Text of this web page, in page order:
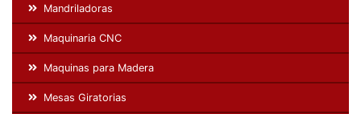
Mandriladoras
Maquinaria CNC
Maquinas para Madera
Mesas Giratorias